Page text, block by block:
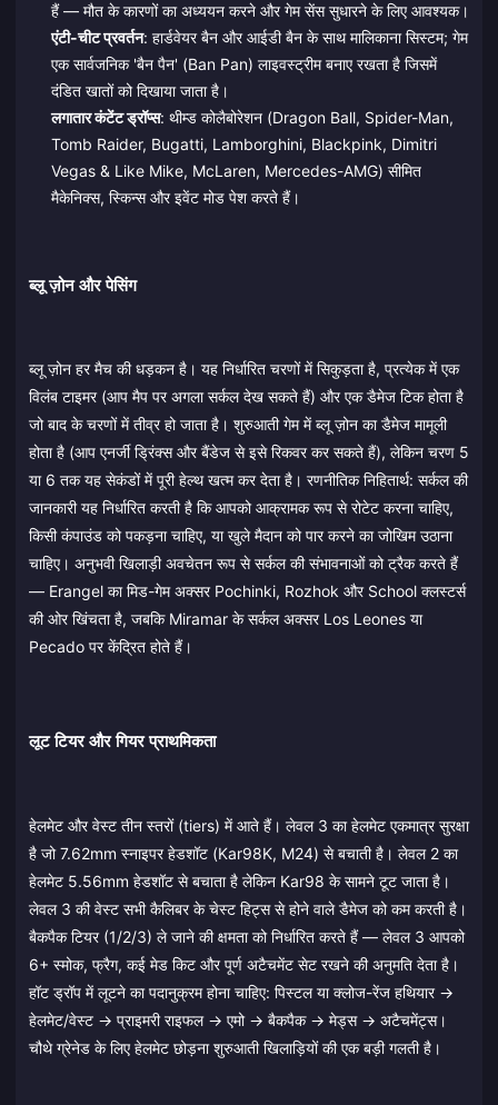
हैं — मौत के कारणों का अध्ययन करने और गेम सेंस सुधारने के लिए आवश्यक।
एंटी-चीट प्रवर्तन: हार्डवेयर बैन और आईडी बैन के साथ मालिकाना सिस्टम; गेम
एक सार्वजनिक 'बैन पैन' (Ban Pan) लाइवस्ट्रीम बनाए रखता है जिसमें
दंडित खातों को दिखाया जाता है।
लगातार कंटेंट ड्रॉप्स: थीम्ड कोलैबोरेशन (Dragon Ball, Spider-Man,
Tomb Raider, Bugatti, Lamborghini, Blackpink, Dimitri
Vegas & Like Mike, McLaren, Mercedes-AMG) सीमित
मैकेनिक्स, स्किन्स और इवेंट मोड पेश करते हैं।
ब्लू ज़ोन और पेसिंग
ब्लू ज़ोन हर मैच की धड़कन है। यह निर्धारित चरणों में सिकुड़ता है, प्रत्येक में एक
विलंब टाइमर (आप मैप पर अगला सर्कल देख सकते हैं) और एक डैमेज टिक होता है
जो बाद के चरणों में तीव्र हो जाता है। शुरुआती गेम में ब्लू ज़ोन का डैमेज मामूली
होता है (आप एनर्जी ड्रिंक्स और बैंडेज से इसे रिकवर कर सकते हैं), लेकिन चरण 5
या 6 तक यह सेकंडों में पूरी हेल्थ खत्म कर देता है। रणनीतिक निहितार्थ: सर्कल की
जानकारी यह निर्धारित करती है कि आपको आक्रामक रूप से रोटेट करना चाहिए,
किसी कंपाउंड को पकड़ना चाहिए, या खुले मैदान को पार करने का जोखिम उठाना
चाहिए। अनुभवी खिलाड़ी अवचेतन रूप से सर्कल की संभावनाओं को ट्रैक करते हैं
— Erangel का मिड-गेम अक्सर Pochinki, Rozhok और School क्लस्टर्स
की ओर खिंचता है, जबकि Miramar के सर्कल अक्सर Los Leones या
Pecado पर केंद्रित होते हैं।
लूट टियर और गियर प्राथमिकता
हेलमेट और वेस्ट तीन स्तरों (tiers) में आते हैं। लेवल 3 का हेलमेट एकमात्र सुरक्षा
है जो 7.62mm स्नाइपर हेडशॉट (Kar98K, M24) से बचाती है। लेवल 2 का
हेलमेट 5.56mm हेडशॉट से बचाता है लेकिन Kar98 के सामने टूट जाता है।
लेवल 3 की वेस्ट सभी कैलिबर के चेस्ट हिट्स से होने वाले डैमेज को कम करती है।
बैकपैक टियर (1/2/3) ले जाने की क्षमता को निर्धारित करते हैं — लेवल 3 आपको
6+ स्मोक, फ्रैग, कई मेड किट और पूर्ण अटैचमेंट सेट रखने की अनुमति देता है।
हॉट ड्रॉप में लूटने का पदानुक्रम होना चाहिए: पिस्टल या क्लोज-रेंज हथियार →
हेलमेट/वेस्ट → प्राइमरी राइफल → एमो → बैकपैक → मेड्स → अटैचमेंट्स।
चौथे ग्रेनेड के लिए हेलमेट छोड़ना शुरुआती खिलाड़ियों की एक बड़ी गलती है।